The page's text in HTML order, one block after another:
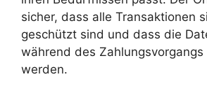
sicher, dass alle Transaktionen
geschützt sind und dass die
während des
werden.